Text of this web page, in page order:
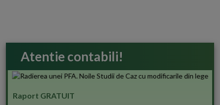
Atentie contabili!
Raport GRATUIT